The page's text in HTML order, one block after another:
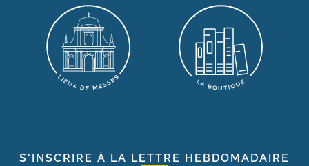
S'INSCRIRE À LA LETTRE HEBDOMADAIRE